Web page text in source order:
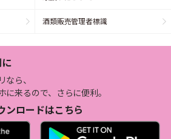
酒類販売管理者標識
なら、
に来るので、さらに便利。
ンロードはこちら